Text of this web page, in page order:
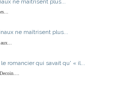
ne maîtrisent plus...
ne maîtrisent plus...
romancier qui savait qu' « il...